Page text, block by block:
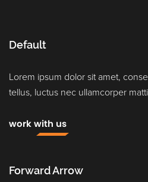
Default
Lorem ipsum dolor sit amet,
tellus, luctus nec ullamcorper
work with us
Forward Arrow